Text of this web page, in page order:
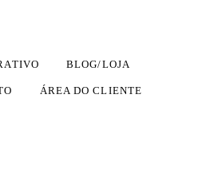
BLOG/LOJA
ÁREA DO CLIENTE